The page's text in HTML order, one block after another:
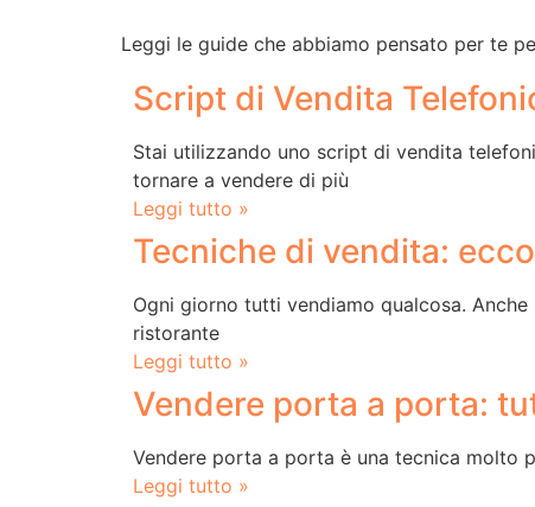
Leggi le guide che abbiamo pensato per te
Script di Vendita
Stai utilizzando uno script di vendita
tornare a vendere di più
Leggi tutto »
Tecniche di vendita:
Ogni giorno tutti vendiamo qualcosa.
ristorante
Leggi tutto »
Vendere porta a porta:
Vendere porta a porta è una tecnica molto
Leggi tutto »